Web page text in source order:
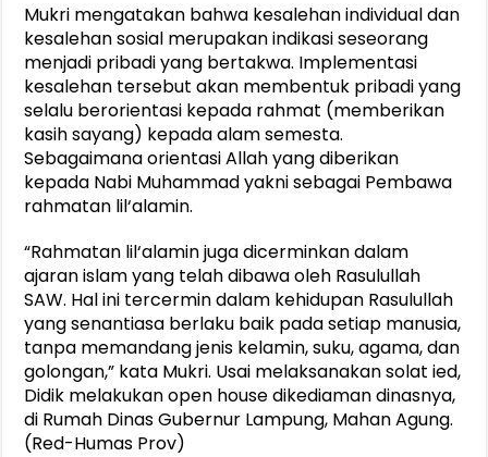
Mukri mengatakan bahwa kesalehan individual dan
kesalehan sosial merupakan indikasi seseorang
menjadi pribadi yang bertakwa. Implementasi
kesalehan tersebut akan membentuk pribadi yang
selalu berorientasi kepada rahmat (memberikan
kasih sayang) kepada alam semesta.
Sebagaimana orientasi Allah yang diberikan
kepada Nabi Muhammad yakni sebagai Pembawa
rahmatan lil‘alamin.
“Rahmatan lil‘alamin juga dicerminkan dalam
ajaran islam yang telah dibawa oleh Rasulullah
SAW. Hal ini tercermin dalam kehidupan Rasulullah
yang senantiasa berlaku baik pada setiap manusia,
tanpa memandang jenis kelamin, suku, agama, dan
golongan,” kata Mukri. Usai melaksanakan solat ied,
Didik melakukan open house dikediaman dinasnya,
di Rumah Dinas Gubernur Lampung, Mahan Agung.
(Red-Humas Prov)